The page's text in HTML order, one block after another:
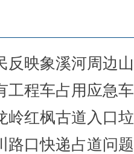
反映象溪河周边
工程车占用应急
岭红枫古道入口
路口快递占道问